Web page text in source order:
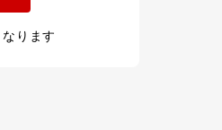
ります